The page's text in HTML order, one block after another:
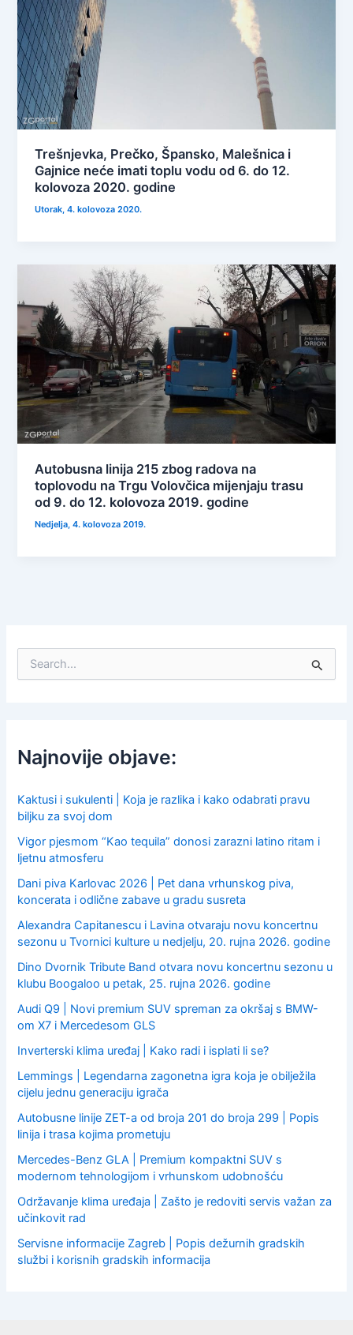
Trešnjevka, Prečko, Špansko, Malešnica i
Gajnice neće imati toplu vodu od 6. do 12.
kolovoza 2020. godine
Utorak, 4. kolovoza 2020.
Autobusna linija 215 zbog radova na
toplovodu na Trgu Volovčica mijenjaju trasu
od 9. do 12. kolovoza 2019. godine
Nedjelja, 4. kolovoza 2019.
f
o
:
Najnovije objave:
Kaktusi i sukulenti | Koja je razlika i kako odabrati pravu
biljku za svoj dom
Vigor pjesmom “Kao tequila” donosi zarazni latino ritam i
ljetnu atmosferu
Dani piva Karlovac 2026 | Pet dana vrhunskog piva,
koncerata i odlične zabave u gradu susreta
Alexandra Capitanescu i Lavina otvaraju novu koncertnu
sezonu u Tvornici kulture u nedjelju, 20. rujna 2026. godine
Dino Dvornik Tribute Band otvara novu koncertnu sezonu u
klubu Boogaloo u petak, 25. rujna 2026. godine
Audi Q9 | Novi premium SUV spreman za okršaj s BMW-
om X7 i Mercedesom GLS
Inverterski klima uređaj | Kako radi i isplati li se?
Lemmings | Legendarna zagonetna igra koja je obilježila
cijelu jednu generaciju igrača
Autobusne linije ZET-a od broja 201 do broja 299 | Popis
linija i trasa kojima prometuju
Mercedes-Benz GLA | Premium kompaktni SUV s
modernom tehnologijom i vrhunskom udobnošću
Održavanje klima uređaja | Zašto je redoviti servis važan za
učinkovit rad
Servisne informacije Zagreb | Popis dežurnih gradskih
službi i korisnih gradskih informacija